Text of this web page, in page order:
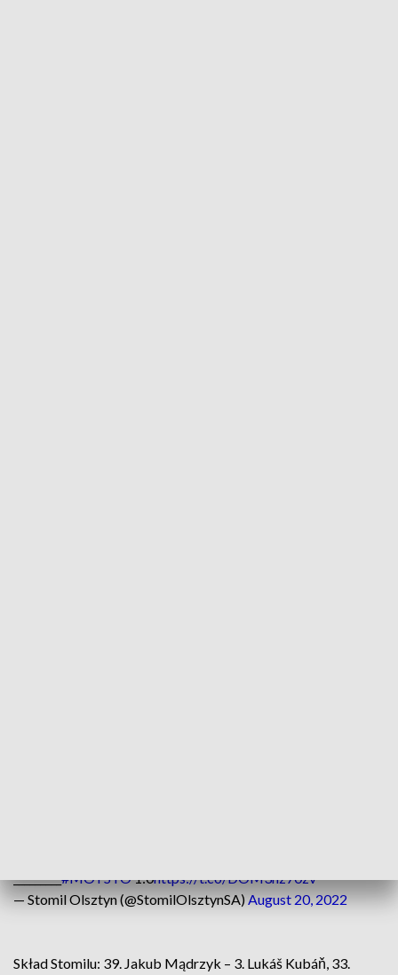
_________#MOTSTO1:0https://t.co/DOM3hz70zv
— Stomil Olsztyn (@StomilOlsztynSA)August 20, 2022
Skład Stomilu: 39. Jakub Mądrzyk – 3. Lukáš Kubáň, 33.